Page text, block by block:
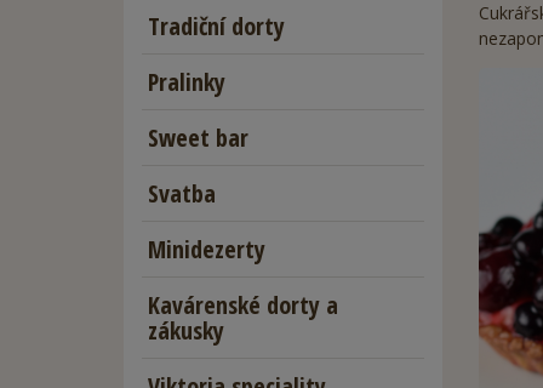
Tradiční dorty
Pralinky
Sweet bar
Svatba
Minidezerty
Kavárenské dorty a
zákusky